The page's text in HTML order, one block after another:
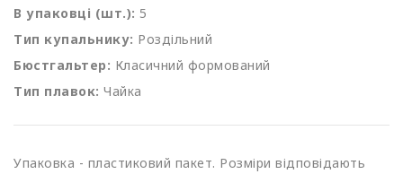
В упаковці (шт.): 5
Тип купальнику: Роздільний
Бюстгальтер: Класичний формований
Тип плавок: Чайка
Упаковка - пластиковий пакет. Розміри відповідають